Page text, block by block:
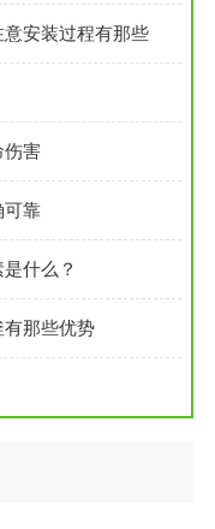
安装过程有那些
伤害
可靠
什么？
那些优势